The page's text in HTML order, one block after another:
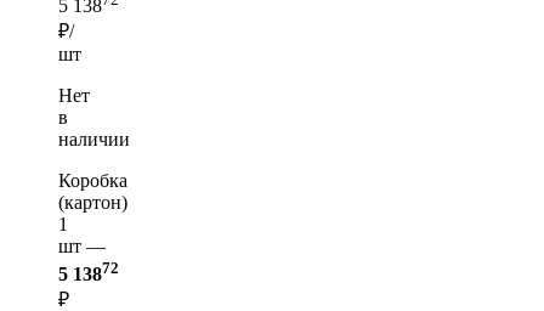
5 138
₽/
шт
Нет
в
наличии
Коробка
(картон)
1
шт —
5 13872
₽